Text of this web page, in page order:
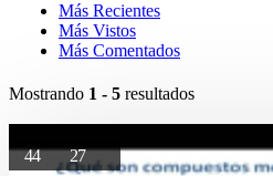
Más Recientes
Más Vistos
Más Comentados
Mostrando 1 - 5 resultados
4427